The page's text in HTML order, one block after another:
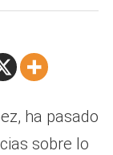
ha pasado
sobre lo